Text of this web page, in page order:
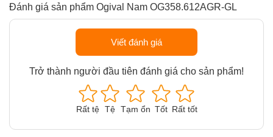
Đánh giá sản phẩm Ogival Nam OG358.612AGR-GL
Viết đánh giá
Trở thành người đầu tiên đánh giá cho sản phẩm!
Rất tệ Tệ Tạm ổn Tốt Rất tốt